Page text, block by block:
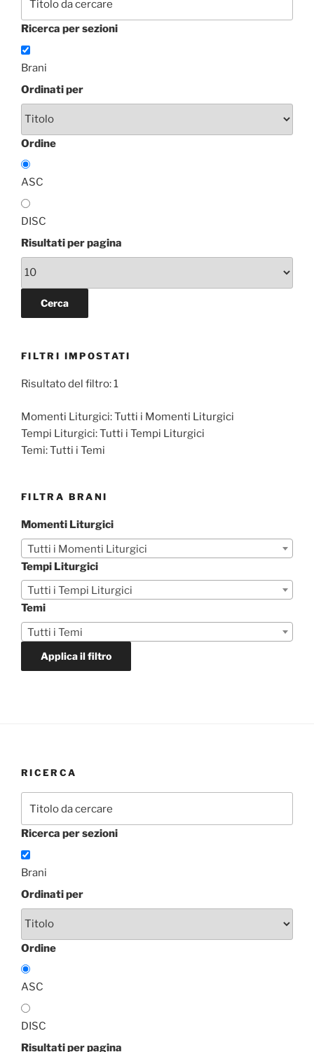
Ricerca per sezioni
Brani
Ordinati per
Ordine
ASC
DISC
Risultati per pagina
FILTRI IMPOSTATI
Risultato del filtro: 1
Momenti Liturgici:Tutti i Momenti Liturgici
Tempi Liturgici:Tutti i Tempi Liturgici
Temi:Tutti i Temi
FILTRA BRANI
Momenti Liturgici
Tutti i Momenti Liturgici
Tempi Liturgici
Tutti i Tempi Liturgici
Temi
Tutti i Temi
Applica il filtro
RICERCA
Ricerca per sezioni
Brani
Ordinati per
Ordine
ASC
DISC
Risultati per pagina